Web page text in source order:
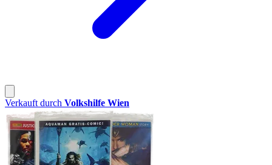
Verkauft durch Volkshilfe Wien